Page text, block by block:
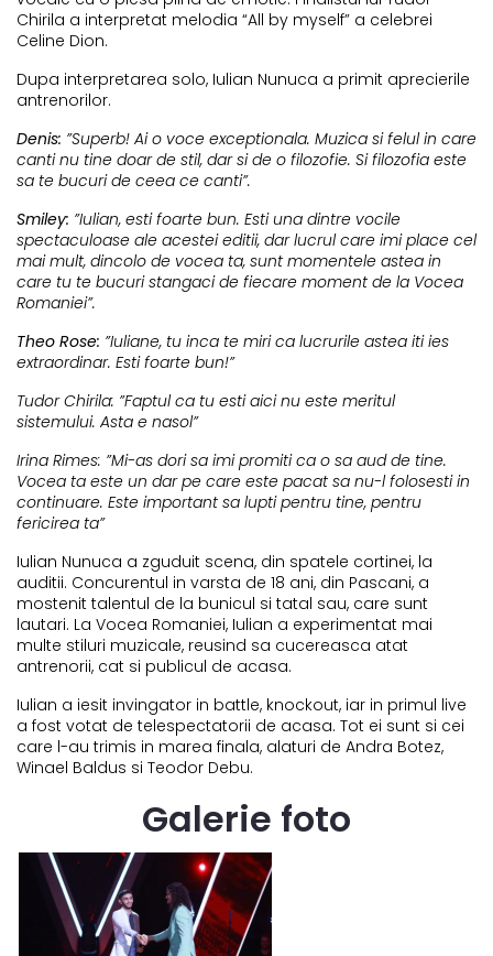
Chirila a interpretat melodia “All by myself” a celebrei
Celine Dion.
Dupa interpretarea solo, Iulian Nunuca a primit aprecierile
antrenorilor.
Denis: ”Superb! Ai o voce exceptionala. Muzica si felul in care
canti nu tine doar de stil, dar si de o filozofie. Si filozofia este
sa te bucuri de ceea ce canti”.
Smiley: ”Iulian, esti foarte bun. Esti una dintre vocile
spectaculoase ale acestei editii, dar lucrul care imi place cel
mai mult, dincolo de vocea ta, sunt momentele astea in
care tu te bucuri stangaci de fiecare moment de la Vocea
Romaniei”.
Theo Rose: ”Iuliane, tu inca te miri ca lucrurile astea iti ies
extraordinar. Esti foarte bun!”
Tudor Chirila: ”Faptul ca tu esti aici nu este meritul
sistemului. Asta e nasol”
Irina Rimes: ”Mi-as dori sa imi promiti ca o sa aud de tine.
Vocea ta este un dar pe care este pacat sa nu-l folosesti in
continuare. Este important sa lupti pentru tine, pentru
fericirea ta”
Iulian Nunuca a zguduit scena, din spatele cortinei, la
auditii. Concurentul in varsta de 18 ani, din Pascani, a
mostenit talentul de la bunicul si tatal sau, care sunt
lautari. La Vocea Romaniei, Iulian a experimentat mai
multe stiluri muzicale, reusind sa cucereasca atat
antrenorii, cat si publicul de acasa.
Iulian a iesit invingator in battle, knockout, iar in primul live
a fost votat de telespectatorii de acasa. Tot ei sunt si cei
care l-au trimis in marea finala, alaturi de Andra Botez,
Winael Baldus si Teodor Debu.
Galerie foto